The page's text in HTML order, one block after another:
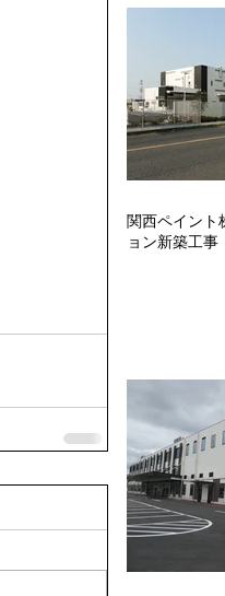
関西ペイント
ョン新築工事